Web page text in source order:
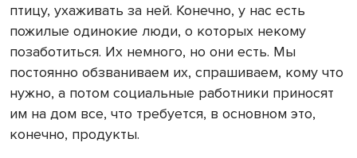
птицу, ухаживать за ней. Конечно, у нас есть
пожилые одинокие люди, о которых некому
позаботиться. Их немного, но они есть. Мы
постоянно обзваниваем их, спрашиваем, кому что
нужно, а потом социальные работники приносят
им на дом все, что требуется, в основном это,
конечно, продукты.